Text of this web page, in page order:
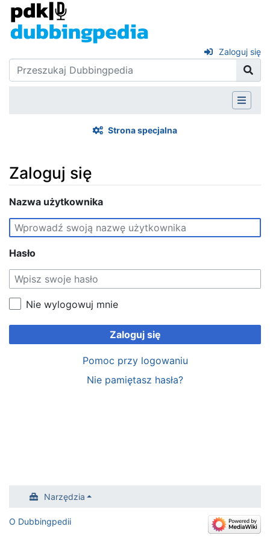
Zaloguj się
Strona specjalna
Zaloguj się
Skocz do:nawigacja,
Nazwa użytkownika
Hasło
Nie wylogowuj mnie
Zaloguj się
Pomoc przy logowaniu
Nie pamiętasz hasła?
Narzędzia
O Dubbingpedii